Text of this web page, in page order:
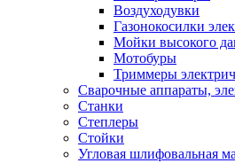
Воздуходувки
Газонокосилки
Мойки высокого
Мотобуры
Триммеры
Сварочные аппараты,
Станки
Степлеры
Стойки
Угловая шлифовальная